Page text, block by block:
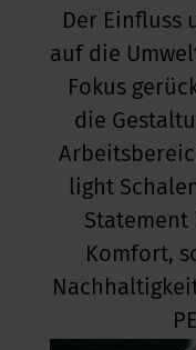
Screens
Tools &
gesucht?
& Software für die
Working
– Zirkuläre
Sharing
Academy
im Büro
– Zirkuläre
& Events
Der Einfluss
auf die
Fokus
die
light
Statement
Komfort,